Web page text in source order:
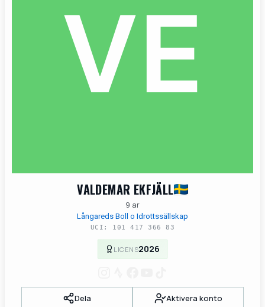
VALDEMAR EKFJÄLL
9 ar
Långareds Boll o Idrottssällskap
UCI: 101 417 366 83
LICENS2026
Dela Aktivera konto